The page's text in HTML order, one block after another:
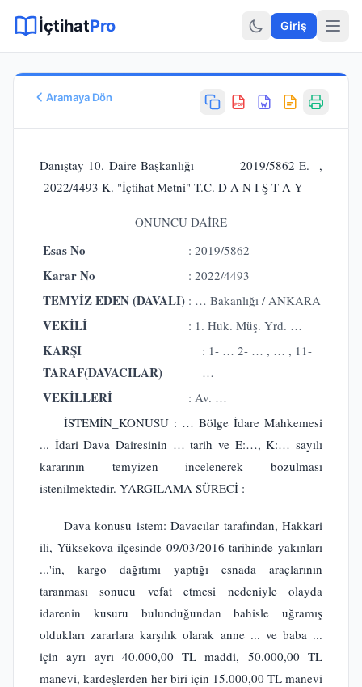
Hukuki Araçlar
İçtihatPro Giriş
Aramaya Dön
PDF
Karar No
2022/4493
Karar Sonucu
BOZULMASINA
Hukuk Alanı
Danıştay 10. Daire Başkanlığı 2019/5862 E. ,
2022/4493 K. "İçtihat Metni" T.C. D A N I Ş T A Y
ONUNCU DAİRE
Esas No : 2019/5862
Karar No : 2022/4493
TEMYİZ EDEN (DAVALI) : … Bakanlığı / ANKARA
VEKİLİ : 1. Huk. Müş. Yrd. …
KARŞI
TARAF(DAVACILAR)
: 1- … 2- … , … , 11-
…
VEKİLLERİ
: Av. …
İSTEMİN_KONUSU : … Bölge İdare Mahkemesi
... İdari Dava Dairesinin … tarih ve E:…, K:… sayılı
kararının temyizen incelenerek bozulması
istenilmektedir. YARGILAMA SÜRECİ :
Dava konusu istem: Davacılar tarafından, Hakkari
ili, Yüksekova ilçesinde 09/03/2016 tarihinde yakınları
...'in, kargo dağıtımı yaptığı esnada araçlarının
taranması sonucu vefat etmesi nedeniyle olayda
idarenin kusuru bulunduğundan bahisle uğramış
oldukları zararlara karşılık olarak anne ... ve baba ...
için ayrı ayrı 40.000,00 TL maddi, 50.000,00 TL
manevi, kardeşlerden her biri için 15.000,00 TL manevi